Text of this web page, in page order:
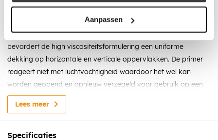
Aanpassen
Omschrijving
Single-Ply Primer is een roofingprimer op basis van
rubberpolymeren. In tegenstelling tot dunne primers,
bevordert de high viscositeitsformulering een uniforme
dekking op horizontale en verticale oppervlakken. De primer
reageert niet met luchtvochtigheid waardoor het wel kan
worden geopend en opnieuw verzegeld voor gebruik op een
later tijdstip.
Alle werkoppervlakken moeten schoon, droog, vrij van vuil,
Lees meer
Specificaties